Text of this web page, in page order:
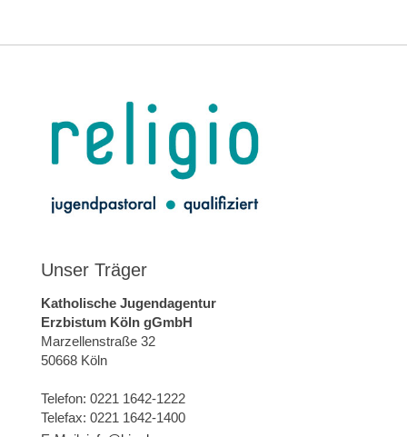
Unser Träger
Katholische Jugendagentur
Erzbistum Köln gGmbH
Marzellenstraße 32
50668 Köln
Telefon: 0221 1642-1222
Telefax: 0221 1642-1400